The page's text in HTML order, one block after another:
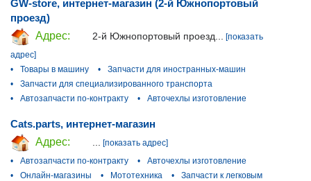
GW-store, интернет-магазин (2-й Южнопортовый
проезд)
Адрес:
2-й Южнопортовый проезд... [показать
адрес]
•
Товары в машину •
Запчасти для иностранных-машин
•
Запчасти для специализированного транспорта
•
Автозапчасти по-контракту • Авточехлы изготовление
Cats.parts, интернет-магазин
Адрес:
[показать адрес]
•
Автозапчасти по-контракту •
Авточехлы изготовление
•
Онлайн-магазины • Мототехника •
Запчасти к легковым